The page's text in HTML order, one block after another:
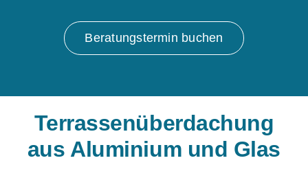
Beratungstermin buchen
Terrassenüberdachung
aus Aluminium und Glas